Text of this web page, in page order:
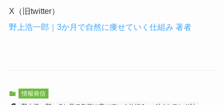
X（旧twitter）
野上浩一郎｜3か月で自然に痩せていく仕組み 著者
情報発信